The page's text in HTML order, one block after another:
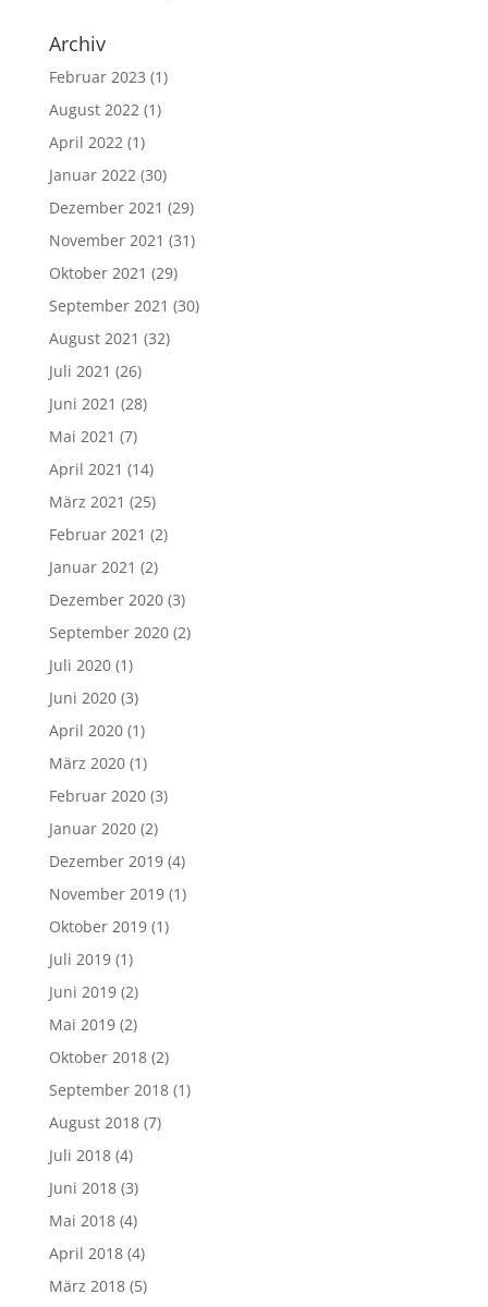
Archiv
Februar 2023 (1)
August 2022(1)
April 2022(1)
Januar 2022(30)
Dezember 2021 (29)
November 2021 (31)
Oktober 2021 (29)
September 2021 (30)
August 2021 (32)
Juli 2021 (26)
Juni 2021 (28)
Mai 2021 (7)
April 2021 (14)
März 2021 (25)
Februar 2021 (2)
Januar 2021 (2)
Dezember 2020(3)
September 2020(2)
Juli 2020(1)
Juni 2020(3)
April 2020(1)
März 2020(1)
Februar 2020(3)
Januar 2020(2)
Dezember 2019(4)
November 2019(1)
Oktober 2019(1)
Juli 2019(1)
Juni 2019(2)
Mai 2019(2)
Oktober 2018(2)
September 2018(1)
August 2018(7)
Juli 2018(4)
Juni 2018(3)
Mai 2018(4)
April 2018(4)
März 2018(5)